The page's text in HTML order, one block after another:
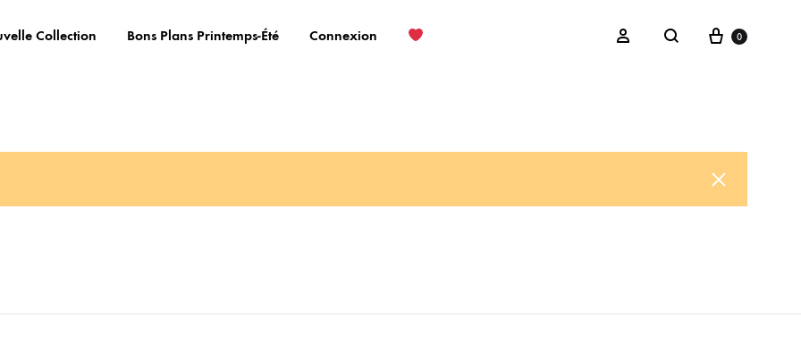
Collection Bons Plans Printemps-Été Connexion Sign in
Search
Cart
0